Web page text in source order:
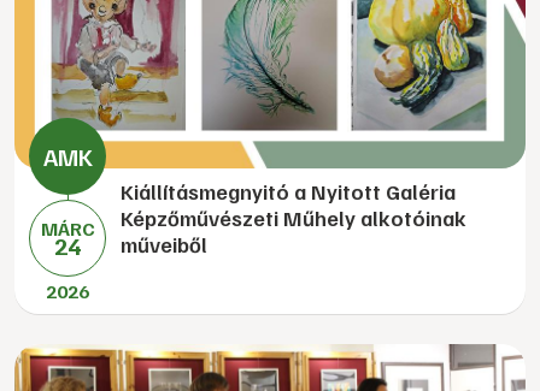
MÁRC
24
2026
Kiállításmegnyitó a Nyitott Galéria
Képzőművészeti Műhely alkotóinak
műveiből